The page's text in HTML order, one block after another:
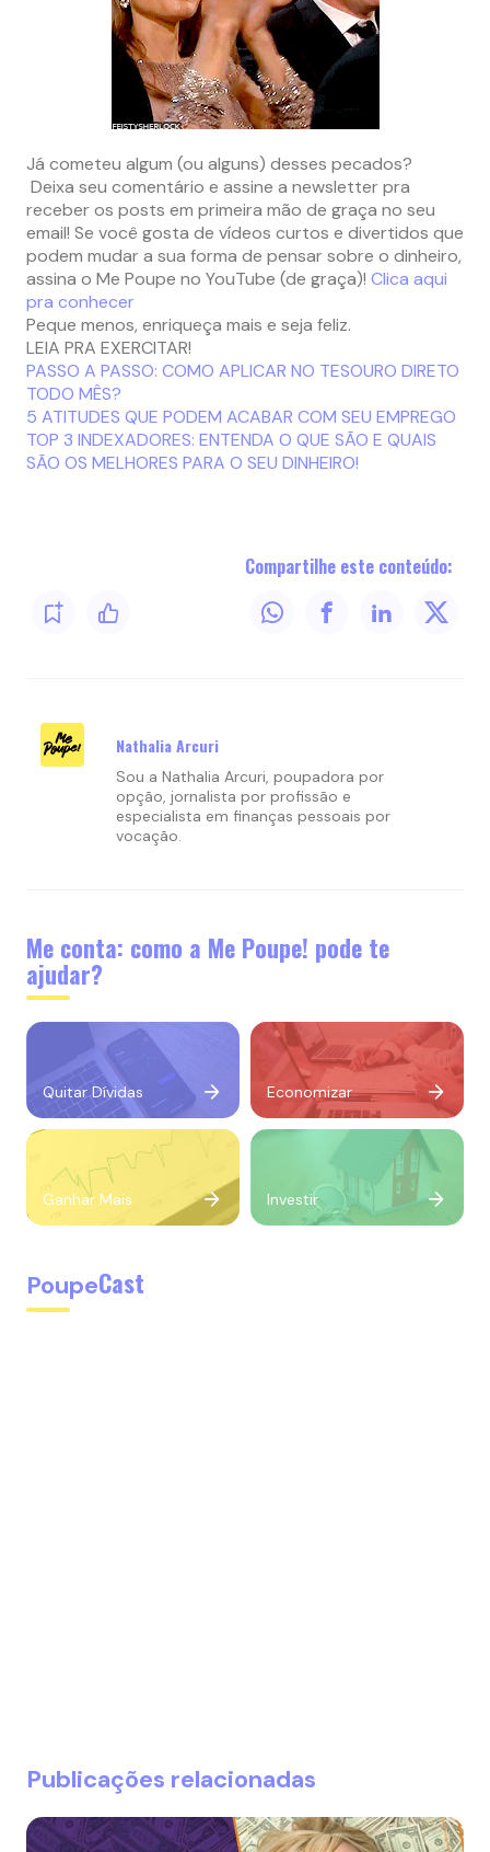
Já cometeu algum (ou alguns) desses pecados?
Deixa seu comentário e assine a newsletter pra
receber os posts em primeira mão de graça no seu
email! Se você gosta de vídeos curtos e divertidos que
podem mudar a sua forma de pensar sobre o dinheiro,
assina o Me Poupe no YouTube (de graça)! Clica aqui
pra conhecer
Peque menos, enriqueça mais e seja feliz.
LEIA PRA EXERCITAR!
PASSO A PASSO: COMO APLICAR NO TESOURO DIRETO
TODO MÊS?
5 ATITUDES QUE PODEM ACABAR COM SEU EMPREGO
TOP 3 INDEXADORES: ENTENDA O QUE SÃO E QUAIS
SÃO OS MELHORES PARA O SEU DINHEIRO!
Compartilhe este conteúdo:
Nathalia Arcuri
Sou a Nathalia Arcuri, poupadora por
opção, jornalista por profissão e
especialista em finanças pessoais por
vocação.
Me conta: como a Me Poupe! pode te
ajudar?
Quitar Dívidas Economizar
Ganhar Mais Investir
PoupeCast
Publicações relacionadas